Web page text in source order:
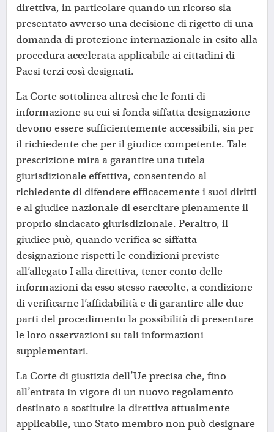
direttiva, in particolare quando un ricorso sia
presentato avverso una decisione di rigetto di una
domanda di protezione internazionale in esito alla
procedura accelerata applicabile ai cittadini di
Paesi terzi così designati.
La Corte sottolinea altresì che le fonti di
informazione su cui si fonda siffatta designazione
devono essere sufficientemente accessibili, sia per
il richiedente che per il giudice competente. Tale
prescrizione mira a garantire una tutela
giurisdizionale effettiva, consentendo al
richiedente di difendere efficacemente i suoi diritti
e al giudice nazionale di esercitare pienamente il
proprio sindacato giurisdizionale. Peraltro, il
giudice può, quando verifica se siffatta
designazione rispetti le condizioni previste
all’allegato I alla direttiva, tener conto delle
informazioni da esso stesso raccolte, a condizione
di verificarne l’affidabilità e di garantire alle due
parti del procedimento la possibilità di presentare
le loro osservazioni su tali informazioni
supplementari.
La Corte di giustizia dell’Ue precisa che, fino
all’entrata in vigore di un nuovo regolamento
destinato a sostituire la direttiva attualmente
applicabile, uno Stato membro non può designare